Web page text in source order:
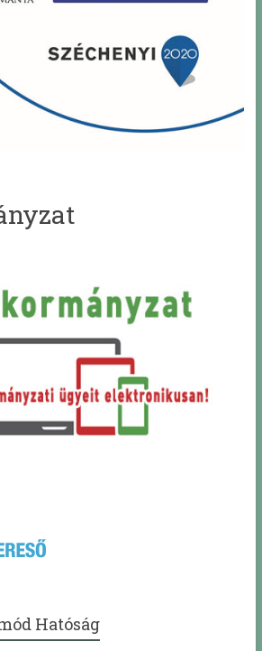
Hatóság